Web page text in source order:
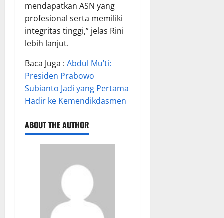
mendapatkan ASN yang
profesional serta memiliki
integritas tinggi,” jelas Rini
lebih lanjut.
Baca Juga : Abdul Mu’ti:
Presiden Prabowo
Subianto Jadi yang Pertama
Hadir ke Kemendikdasmen
ABOUT THE AUTHOR